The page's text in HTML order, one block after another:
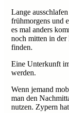
Lange
frühmorgens und
es mal anders
noch mitten in
finden.
Eine Unterkunft
werden.
Wenn jemand
man den
nutzen. Zypern